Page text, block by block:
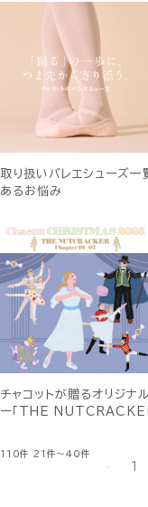
取り扱いバレエシューズ一
あるお悩み
チャコットが贈るオリジナ
ー「THE
110件 21件～40件
1